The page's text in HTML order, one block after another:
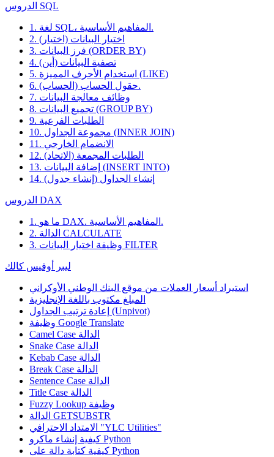
الدروس SQL
1. لغة SQL، المفاهيم الأساسية.
2. اختيار البيانات (اختيار)
3. فرز البيانات (ORDER BY)
4. تصفية البيانات (أين)
5. استخدام الأحرف المميزة (LIKE)
6. حقول الحساب (الحساب).
7. وظائف معالجة البيانات
8. تجميع البيانات (GROUP BY)
9. الطلبات الفرعية
10. مجموعة الجداول (INNER JOIN)
11. الانضمام الخارجي
12. الطلبات المجمعة (الاتحاد)
13. إضافة البيانات (INSERT INTO)
14. إنشاء الجداول (إنشاء جدول)
الدروس DAX
1. ما هو DAX. المفاهيم الأساسية.
2. الدالة CALCULATE
3. وظيفة اختيار البيانات FILTER
ليبر أوفيس كالك
استيراد أسعار العملات من موقع البنك الوطني الأوكراني
المبلغ مكتوب باللغة الإنجليزية
إعادة ترتيب الجداول (Unpivot)
Google Translate
Camel Case الدالة
Snake Case الدالة
Kebab Case الدالة
Break Case الدالة
Sentence Case الدالة
Title Case الدالة
Fuzzy Lookup وظيفة
الدالة GETSUBSTR
الامتداد الاحترافي "YLC Utilities"
كيفية إنشاء ماكرو Python
كيفية كتابة دالة على Python